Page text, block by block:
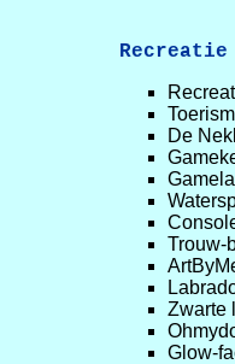
Recreatie
De
Trouw-
Zwarte
Glow-